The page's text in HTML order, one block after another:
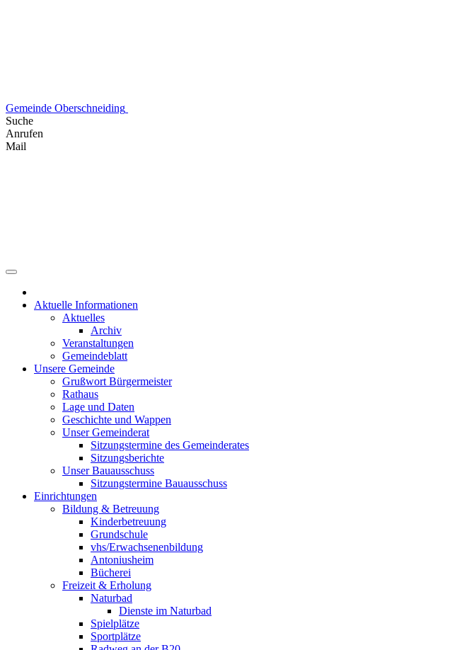
Gemeinde Oberschneiding
Suche
Anrufen
Mail
Aktuelle Informationen
Aktuelles
Archiv
Veranstaltungen
Gemeindeblatt
Unsere Gemeinde
Grußwort Bürgermeister
Rathaus
Lage und Daten
Geschichte und Wappen
Unser Gemeinderat
Sitzungstermine des Gemeinderates
Sitzungsberichte
Unser Bauausschuss
Sitzungstermine Bauausschuss
Einrichtungen
Bildung & Betreuung
Kinderbetreuung
Grundschule
vhs/Erwachsenenbildung
Antoniusheim
Bücherei
Freizeit & Erholung
Naturbad
Dienste im Naturbad
Spielplätze
Sportplätze